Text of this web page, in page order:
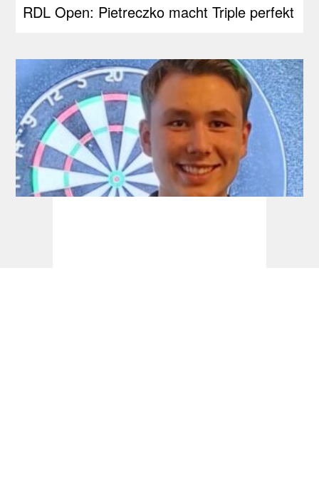
RDL Open: Pietreczko macht Triple perfekt